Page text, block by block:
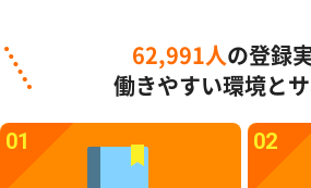
62,991人 の登録
働きやすい環境と
01 02